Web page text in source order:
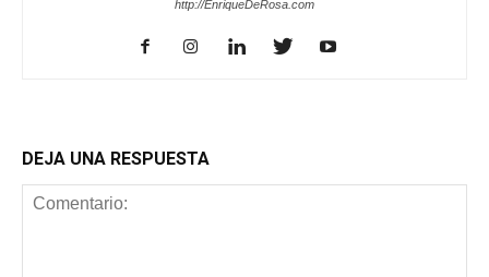
http://EnriqueDeRosa.com
DEJA UNA RESPUESTA